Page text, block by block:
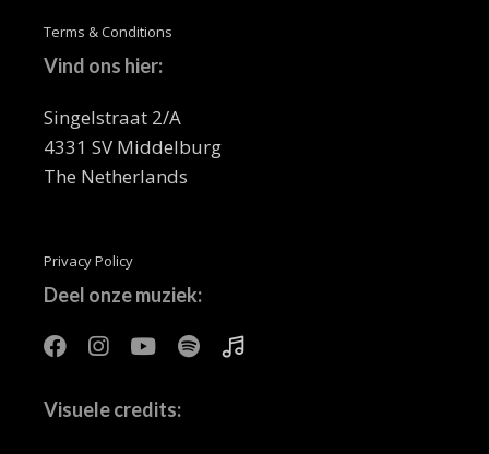
Terms & Conditions
Vind ons hier:
Singelstraat 2/A
4331 SV Middelburg
The Netherlands
Privacy Policy
Deel onze muziek:
Visuele credits: